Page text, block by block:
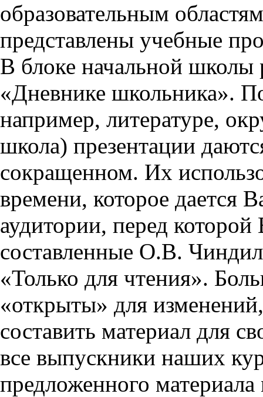
образовательным
представлены учебные
В блоке начальной школы
«Дневнике школьника».
например, литературе,
школа) презентации
сокращенном. Их
времени, которое дается
аудитории, перед
составленные О.В.
«Только для чтения».
«открыты» для
составить материал для
все выпускники наших
предложенного